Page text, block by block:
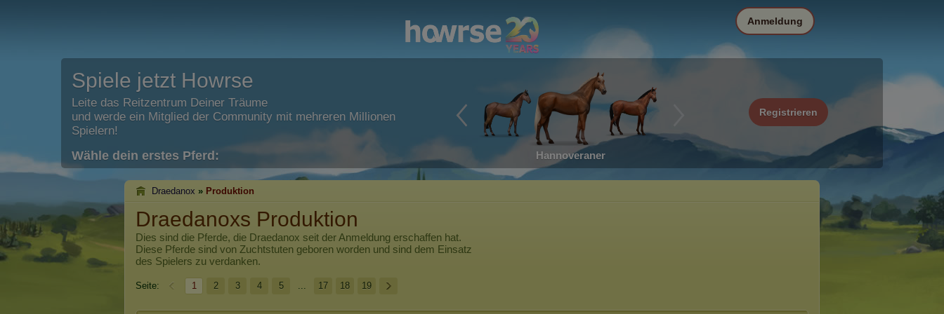
Spiele jetzt Howrse
Leite das Reitzentrum Deiner Träume
und werde ein Mitglied der Community mit mehreren Millionen
Spielern!
Wähle dein erstes Pferd: Hannoveraner
Registrieren
Anmeldung
Draedanox » Produktion
Draedanoxs Produktion
Dies sind die Pferde, die Draedanox seit der Anmeldung erschaffen hat.
Diese Pferde sind von Zuchtstuten geboren worden und sind dem Einsatz
des Spielers zu verdanken.
Seite: 1 2 3 4 5 ... 17 18 19